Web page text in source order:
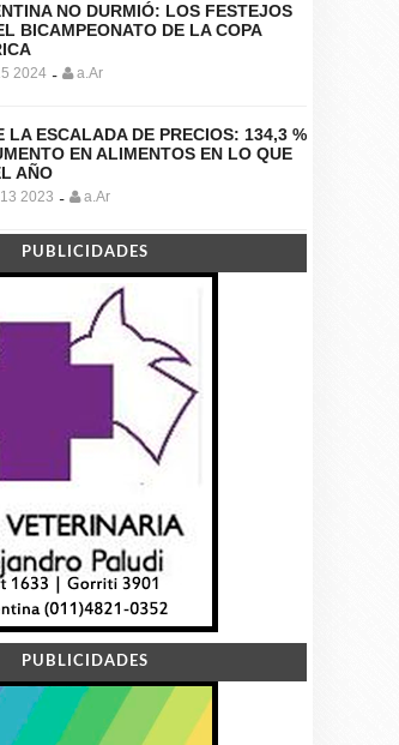
NO DURMIÓ: LOS FESTEJOS
BICAMPEONATO DE LA COPA
2024 - a.Ar
LA ESCALADA DE PRECIOS: 134,3 %
EN ALIMENTOS EN LO QUE
AÑO
2023 - a.Ar
PUBLICIDADES
PUBLICIDADES